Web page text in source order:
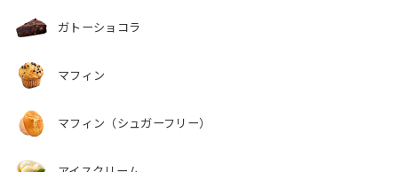
ガトーショコラ
マフィン
マフィン（シュガーフリー）